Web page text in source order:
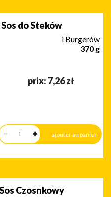
do Steków
i Burgerów
370 g
prix: 7,26 zł
Czosnkowy